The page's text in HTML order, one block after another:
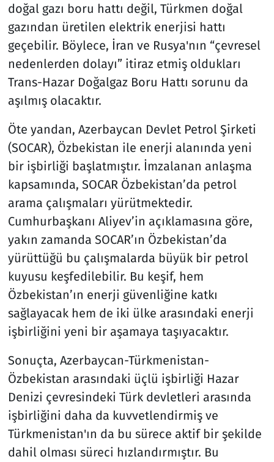
doğal gazı boru hattı değil, Türkmen doğal
gazından üretilen elektrik enerjisi hattı
geçebilir. Böylece, İran ve Rusya'nın “çevresel
nedenlerden dolayı” itiraz etmiş oldukları
Trans-Hazar Doğalgaz Boru Hattı sorunu da
aşılmış olacaktır.
Öte yandan, Azerbaycan Devlet Petrol Şirketi
(SOCAR), Özbekistan ile enerji alanında yeni
bir işbirliği başlatmıştır. İmzalanan anlaşma
kapsamında, SOCAR Özbekistan’da petrol
arama çalışmaları yürütmektedir.
Cumhurbaşkanı Aliyev’in açıklamasına göre,
yakın zamanda SOCAR’ın Özbekistan’da
yürüttüğü bu çalışmalarda büyük bir petrol
kuyusu keşfedilebilir. Bu keşif, hem
Özbekistan’ın enerji güvenliğine katkı
sağlayacak hem de iki ülke arasındaki enerji
işbirliğini yeni bir aşamaya taşıyacaktır.
Sonuçta, Azerbaycan-Türkmenistan-
Özbekistan arasındaki üçlü işbirliği Hazar
Denizi çevresindeki Türk devletleri arasında
işbirliğini daha da kuvvetlendirmiş ve
Türkmenistan'ın da bu sürece aktif bir şekilde
dahil olması süreci hızlandırmıştır. Bu